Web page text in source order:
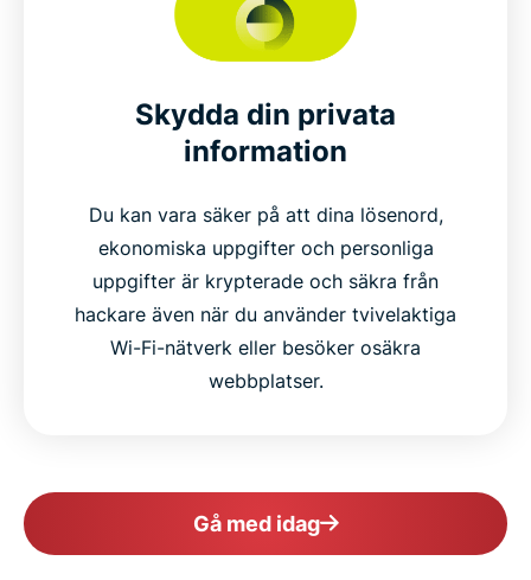
Skydda din privata
information
Du kan vara säker på att dina lösenord,
ekonomiska uppgifter och personliga
uppgifter är krypterade och säkra från
hackare även när du använder tvivelaktiga
Wi-Fi-nätverk eller besöker osäkra
webbplatser.
Gå med idag